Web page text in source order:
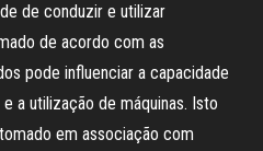
de conduzir e utilizar
de acordo com as
pode influenciar a capacidade
a utilização de máquinas. Isto
em associação com